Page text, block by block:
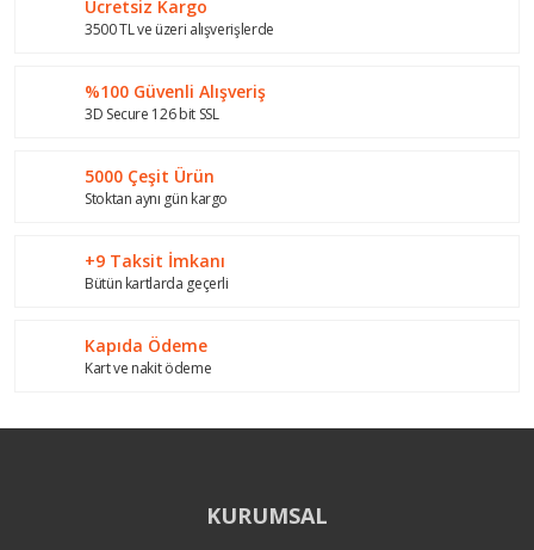
Ürün resmi kalitesiz, bozuk veya görüntülenemiyor.
Ürün bilgilerinde hatalar bulunuyor.
Bu ürüne benzer farklı alternatifler olmalı.
Ücretsiz Kargo
3500 TL ve üzeri alışverişlerde
%100 Güvenli Alışveriş
3D Secure 126 bit SSL
5000 Çeşit Ürün
Stoktan aynı gün kargo
+9 Taksit İmkanı
Bütün kartlarda geçerli
Kapıda Ödeme
Kart ve nakit ödeme
KURUMSAL